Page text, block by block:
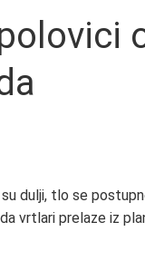
dulji, tlo se
vrtlari prelaze iz